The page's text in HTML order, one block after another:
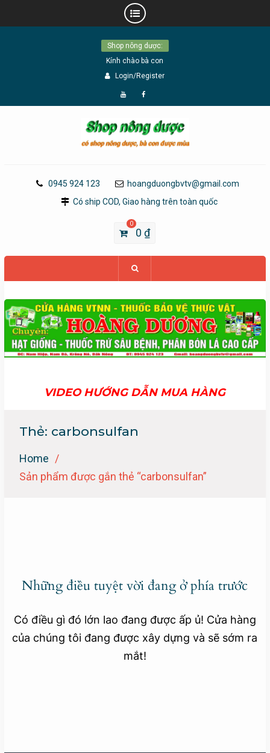
Shop nông dược:
Kính chào bà con
Login/Register
Đăng
YouTube
Page
0945 924 123
hoangduongbvtv@gmail.com
Có ship COD, Giao hàng trên toàn quốc
0
0₫
VIDEO HƯỚNG DẪN MUA HÀNG
Thẻ: carbonsulfan
Home
Sản phẩm được gắn thẻ “carbonsulfan”
Những điều tuyệt vời đang ở phía trước
Có điều gì đó lớn lao đang được ấp ủ! Cửa hàng
của chúng tôi đang được xây dựng và sẽ sớm ra
mắt!